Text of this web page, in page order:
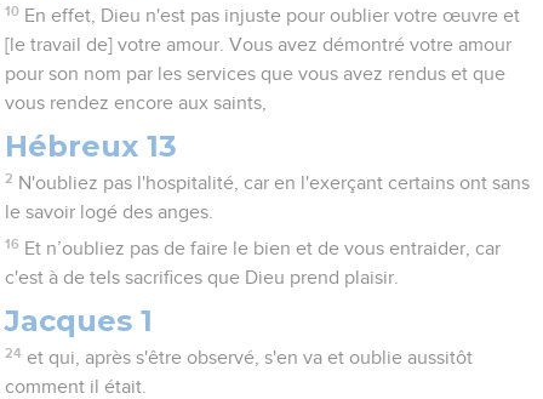
10 En effet, Dieu n'est pas injuste pour oublier votre œuvre et
[le travail de] votre amour. Vous avez démontré votre amour
pour son nom par les services que vous avez rendus et que
vous rendez encore aux saints,
Hébreux 13
2 N'oubliez pas l'hospitalité, car en l'exerçant certains ont sans
le savoir logé des anges.
16 Et n’oubliez pas de faire le bien et de vous entraider, car
c'est à de tels sacrifices que Dieu prend plaisir.
Jacques 1
24 et qui, après s'être observé, s'en va et oublie aussitôt
comment il était.